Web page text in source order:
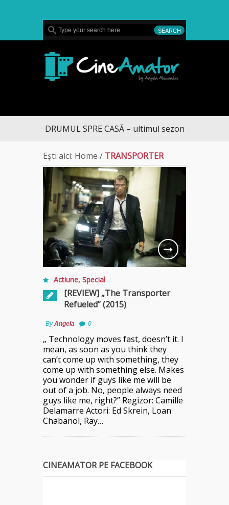
DRUMUL SPRE CASĂ – ultimul sezon te aduce la
Ești aici: Home / TRANSPORTER
Actiune, Special
[REVIEW] „The Transporter
Refueled” (2015)
ByAngela 0
„ Technology moves fast, doesn’t it. I
mean, as soon as you think they
can’t come up with something, they
come up with something else. Makes
you wonder if guys like me will be
out of a job. No, people always need
guys like me, right?” Regizor: Camille
Delamarre Actori: Ed Skrein, Loan
Chabanol, Ray…
CINEAMATOR PE FACEBOOK